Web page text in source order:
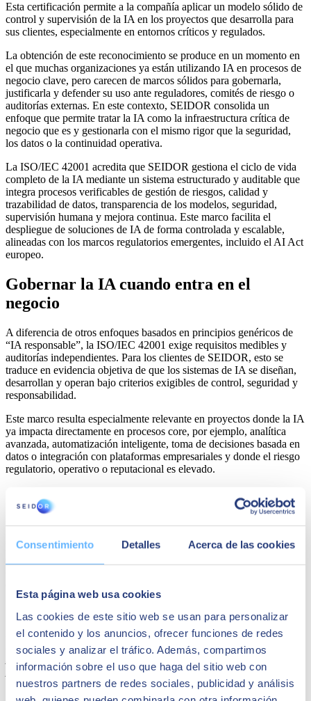
Consentimiento Detalles Acerca de las cookies
Esta página web usa cookies
Las cookies de este sitio web se usan para personalizar
el contenido y los anuncios, ofrecer funciones de redes
sociales y analizar el tráfico. Además, compartimos
información sobre el uso que haga del sitio web con
nuestros partners de redes sociales, publicidad y análisis
Esta certificación permite a la compañía aplicar un modelo sólido de
control y supervisión de la IA en los proyectos que desarrolla para
sus clientes, especialmente en entornos críticos y regulados.
La obtención de este reconocimiento se produce en un momento en
el que muchas organizaciones ya están utilizando IA en procesos de
negocio clave, pero carecen de marcos sólidos para gobernarla,
justificarla y defender su uso ante reguladores, comités de riesgo o
auditorías externas. En este contexto, SEIDOR consolida un
enfoque que permite tratar la IA como la infraestructura crítica de
negocio que es y gestionarla con el mismo rigor que la seguridad,
los datos o la continuidad operativa.
La ISO/IEC 42001 acredita que SEIDOR gestiona el ciclo de vida
completo de la IA mediante un sistema estructurado y auditable que
integra procesos verificables de gestión de riesgos, calidad y
trazabilidad de datos, transparencia de los modelos, seguridad,
supervisión humana y mejora continua. Este marco facilita el
despliegue de soluciones de IA de forma controlada y escalable,
alineadas con los marcos regulatorios emergentes, incluido el AI Act
europeo.
Gobernar la IA cuando entra en el
negocio
A diferencia de otros enfoques basados en principios genéricos de
“IA responsable”, la ISO/IEC 42001 exige requisitos medibles y
auditorías independientes. Para los clientes de SEIDOR, esto se
traduce en evidencia objetiva de que los sistemas de IA se diseñan,
desarrollan y operan bajo criterios exigibles de control, seguridad y
responsabilidad.
Este marco resulta especialmente relevante en proyectos donde la IA
ya impacta directamente en procesos core, por ejemplo, analítica
avanzada, automatización inteligente, toma de decisiones basada en
datos o integración con plataformas empresariales y donde el riesgo
regulatorio, operativo o reputacional es elevado.
IA integrada en la gestión corporativa y
en los proyectos reales
La certificación actúa como marco operativo de la Política de
el mayor riesgo hoy no es utilizar inteligencia artificial, sino
hacerlo sin un marco claro de control, trazabilidad y supervisión
humana”. Pereira ha añadido que “la ISO/IEC 42001 nos habilita
para trasladar este modelo de gobernanza directamente a los
proyectos de cliente, ayudándoles a pasar de la experimentación a
una adopción industrial de la IA, con garantías técnicas,
regulatorias y de confianza”.